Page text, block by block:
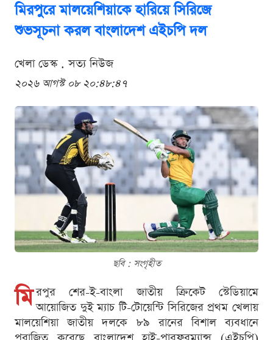
মিরপুরে মালয়েশিয়াকে হারিয়ে সিরিজে
শুভসূচনা করল বাংলাদেশ এইচপি দল
খেলা ডেস্ক . সত্য নিউজ
২০২৬ আগস্ট ০৮ ২০:৪৮:৪৭
ছবি : সংগৃহীত
মি রপুর শের-ই-বাংলা জাতীয় ক্রিকেট স্টেডিয়ামে
আয়োজিত দুই ম্যাচ টি-টোয়েন্টি সিরিজের প্রথম খেলায়
মালয়েশিয়া জাতীয় দলকে ৮৯ রানের বিশাল ব্যবধানে